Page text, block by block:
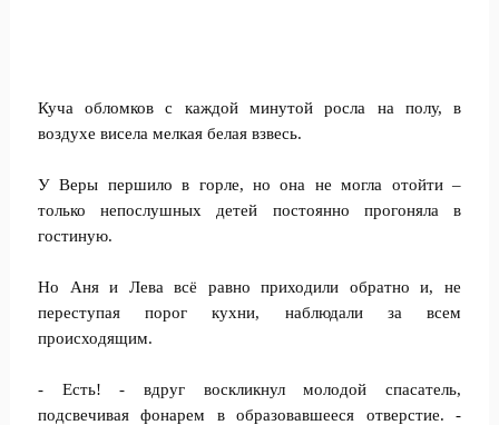
Куча обломков с каждой минутой росла на полу, в
воздухе висела мелкая белая взвесь.
У Веры першило в горле, но она не могла отойти –
только непослушных детей постоянно прогоняла в
гостиную.
Но Аня и Лева всё равно приходили обратно и, не
переступая порог кухни, наблюдали за всем
происходящим.
- Есть! - вдруг воскликнул молодой спасатель,
подсвечивая фонарем в образовавшееся отверстие. -